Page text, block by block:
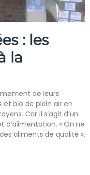
: les
la
de leurs
et bio de plein air en
Car il s’agit d’un
d’alimentation. « On ne
aliments de qualité »,